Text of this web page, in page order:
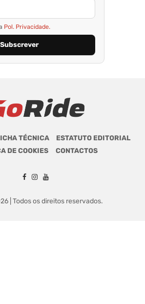
Pol. Privacidade.
TÉCNICA
ESTATUTO EDITORIAL
DE COOKIES
CONTACTOS
| Todos os direitos reservados.